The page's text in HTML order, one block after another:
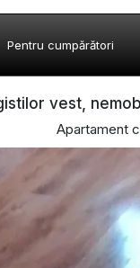
Pentru cumpărători
vest,
Apartament